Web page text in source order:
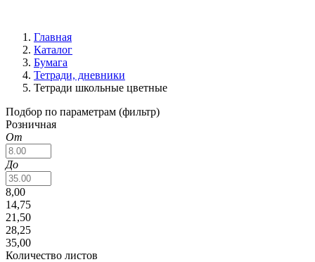
Главная
Каталог
Бумага
Тетради, дневники
Тетради школьные цветные
Подбор по параметрам (фильтр)
Розничная
От
До
8,00
14,75
21,50
28,25
35,00
Количество листов